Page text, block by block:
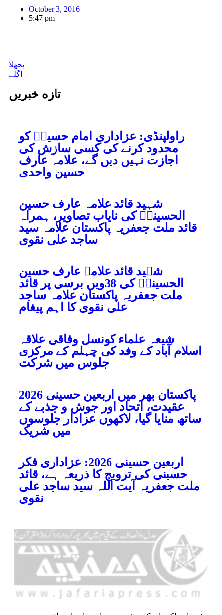
تازه خبریں
راولپنڈی: عزاداریِ امام حسینؑ کو
محدود کرنے کی کسی سازش کی
اجازت نہیں دیں گے، علامہ عارف
حسین واحدی
شہید قائد علامہ عارف حسین
الحسینیؒ کی نایاب تصاویر، ہمراہ
قائد ملت جعفریہ پاکستان علامہ سید
ساجد علی نقوی
شہید قائد علامہ عارف حسین
الحسینیؒ کی 38ویں برسی پر قائد
ملت جعفریہ پاکستان علامہ ساجد
علی نقوی کا اہم پیغام
شیعہ علماء کونسل وفاقی علاقہ
اسلام آباد کے وفد کی چہلم کے مرکزی
جلوس میں شرکت
پاکستان بھر میں اربعین حسینی 2026
عقیدت، اتحاد اور جوش و جذبے کے
ساتھ منایا گیا، لاکھوں عزادار جلوسوں
میں شریک
اربعین حسینی 2026: عزاداری فکر
حسینی کی ترویج کا ذریعہ ہے، قائد
ملت جعفریہ آیت اللہ سید ساجد علی
نقوی
October 3, 2016
5:47 pm
پچھلا
اگلے